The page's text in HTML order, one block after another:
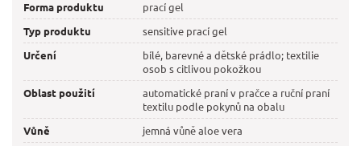
Forma produktu
prací gel
Typ produktu
sensitive prací gel
Určení
bílé, barevné a dětské prádlo; textilie
osob s citlivou pokožkou
Oblast použití
automatické praní v pračce a ruční praní
textilu podle pokynů na obalu
Vůně
jemná vůně aloe vera